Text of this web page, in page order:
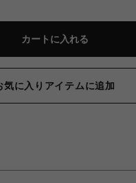
カートに入れる
気に入りアイテムに追加